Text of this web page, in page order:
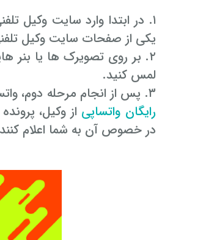
۱. در ابتدا وارد سایت
یکی از صفحات سایت وکیل
۲. بر روی تصویرک ها یا بنر
لمس کنید.
۳. پس از انجام مرحله دوم، واتساپ
رایگان واتساپی از وکیل،
در خصوص آن به شما اعلام